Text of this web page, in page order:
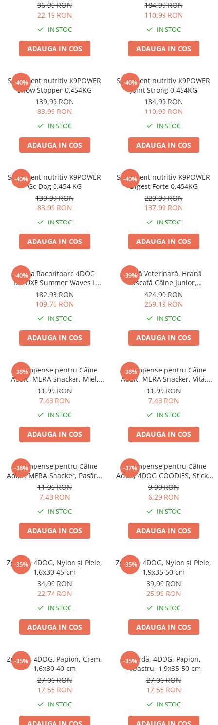
36,99 RON
22,19 RON
IN STOC
ADAUGA IN COS
184,99 RON
110,99 RON
IN STOC
ADAUGA IN COS
-40%
Supliment nutritiv K9POWER
Show Stopper 0,454KG
139,99 RON
83,99 RON
IN STOC
ADAUGA IN COS
-40%
Supliment nutritiv K9POWER
Joint Strong 0,454KG
184,99 RON
110,99 RON
IN STOC
ADAUGA IN COS
-40%
Supliment nutritiv K9POWER
Go Dog 0,454 KG
139,99 RON
83,99 RON
IN STOC
ADAUGA IN COS
-40%
Supliment nutritiv K9POWER
Digest Forte 0,454KG
229,99 RON
137,99 RON
IN STOC
ADAUGA IN COS
-40%
Saltea Racoritoare 4DOG
DELUXE Summer Waves L
77x46cm
182,93 RON
109,76 RON
IN STOC
ADAUGA IN COS
-39%
Dietă Veterinară, Hrană
Uscată Câine Junior,
EXCLUSION Intestinal, Toate
Rasele, Porc și Orez, 12kg
424,90 RON
259,19 RON
IN STOC
ADAUGA IN COS
-38%
Recompense pentru Câine
Adult, MERA Snacker, Miel,
200g
11,99 RON
7,43 RON
IN STOC
ADAUGA IN COS
-38%
Recompense pentru Câine
Adult, MERA Snacker, Vită,
200g
11,99 RON
7,43 RON
IN STOC
ADAUGA IN COS
-38%
Recompense pentru Câine
Adult, MERA Snacker, Pasăre,
200g
11,99 RON
7,43 RON
IN STOC
ADAUGA IN COS
-37%
Recompense pentru Câine
Adult, 4DOG GOODIES, Sticks
din Orez, Talie Mică, 12 cm, 6
bucăți/pungă
9,99 RON
6,29 RON
IN STOC
ADAUGA IN COS
-35%
Zgardă, 4DOG, Nylon și Piele,
1,6x30-45 cm
34,99 RON
22,74 RON
IN STOC
ADAUGA IN COS
-35%
Zgardă, 4DOG, Nylon și Piele,
1,9x35-50 cm
39,99 RON
25,99 RON
IN STOC
ADAUGA IN COS
-35%
Zgardă, 4DOG, Papion, Crem,
1,6x30-40 cm
27,00 RON
17,55 RON
IN STOC
-35%
Zgardă, 4DOG, Papion,
Albastru, 1,9x35-50 cm
27,00 RON
17,55 RON
IN STOC